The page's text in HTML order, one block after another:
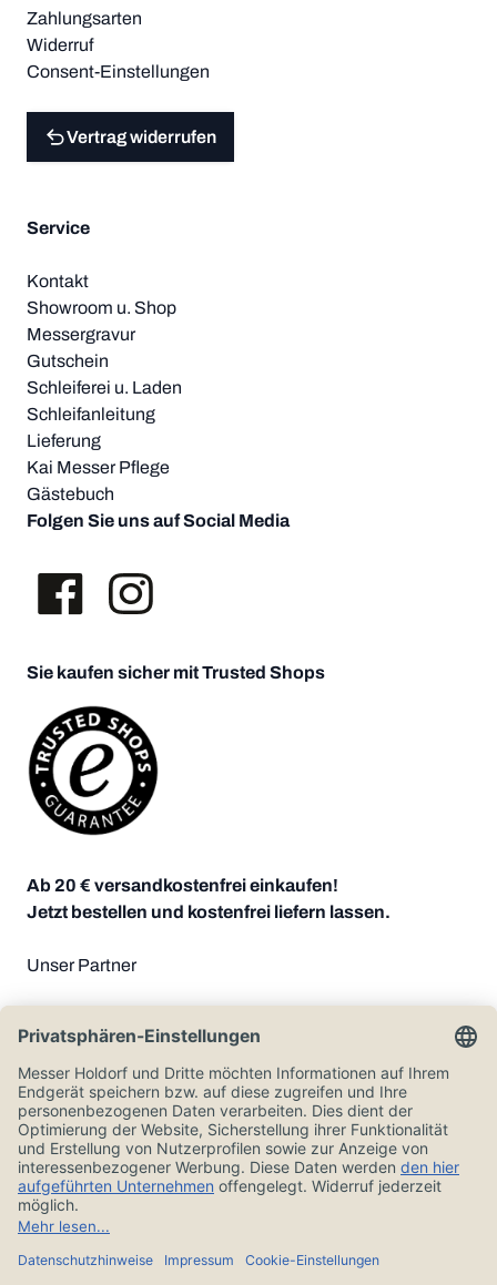
Zahlungsarten
Widerruf
Consent-Einstellungen
Vertrag widerrufen
Service
Kontakt
Showroom u. Shop
Messergravur
Gutschein
Schleiferei u. Laden
Schleifanleitung
Lieferung
Kai Messer Pflege
Gästebuch
Folgen Sie uns auf Social Media
Sie kaufen sicher mit Trusted Shops
Ab 20 € versandkostenfrei einkaufen!
Jetzt bestellen und kostenfrei liefern lassen.
Unser Partner
Zahlungsoptionen